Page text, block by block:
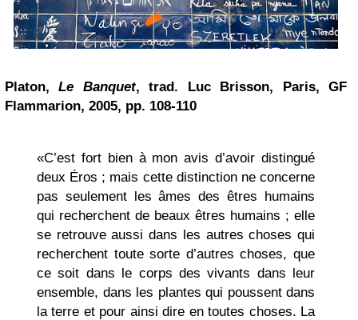
Platon,Le Banquet, trad. Luc Brisson, Paris, GF
Flammarion, 2005, pp. 108-110
«C’est fort bien à mon avis d’avoir distingué
deux Éros ; mais cette distinction ne concerne
pas seulement les âmes des êtres humains
qui recherchent de beaux êtres humains ; elle
se retrouve aussi dans les autres choses qui
recherchent toute sorte d’autres choses, que
ce soit dans le corps des vivants dans leur
ensemble, dans les plantes qui poussent dans
la terre et pour ainsi dire en toutes choses. La